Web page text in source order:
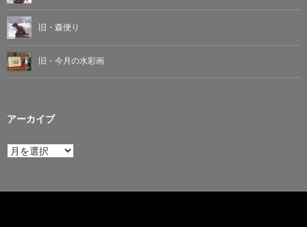
旧・森便り
旧・今月の水彩画
アーカイブ
ア